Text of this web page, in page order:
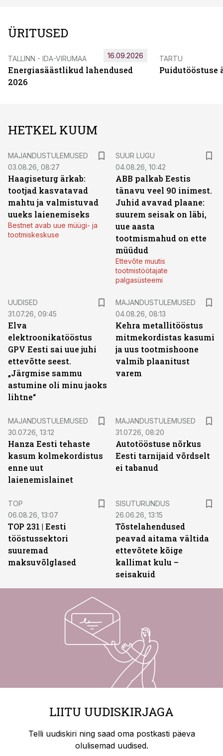
ÜRITUSED
TALLINN - IDA-VIRUMAA
Energiasäästlikud lahendused
2026
16.09.2026 TARTU
Puidutööstuse
HETKEL KUUM
MAJANDUSTULEMUSED
03.08.26, 08:27
Haagiseturg ärkab:
tootjad kasvatavad
mahtu ja valmistuvad
uueks laienemiseks
Bestnet avab uue müügi- ja
tootmiskeskuse
SUUR LUGU
04.08.26, 10:42
ABB palkab Eestis
tänavu veel 90 inimest.
Juhid avavad plaane:
suurem seisak on läbi,
uue aasta
tootmismahud on ette
müüdud
Ettevõte muutis
tootmistöötajate
palgasüsteemi
UUDISED
31.07.26, 09:45
Elva
elektroonikatööstus
GPV Eesti sai uue juhi
ettevõtte seest.
„Järgmise sammu
astumine oli minu jaoks
lihtne“
MAJANDUSTULEMUSED
04.08.26, 08:13
Kehra metallitööstus
mitmekordistas kasumi
ja uus tootmishoone
valmib plaanitust
varem
MAJANDUSTULEMUSED
30.07.26, 13:12
Hanza Eesti tehaste
kasum kolmekordistus
enne uut
laienemislainet
MAJANDUSTULEMUSED
31.07.26, 08:20
Autotööstuse nõrkus
Eesti tarnijaid võrdselt
ei tabanud
TOP
06.08.26, 13:07
TOP 231 | Eesti
tööstussektori
suuremad
maksuvõlglased
SISUTURUNDUS
26.06.26, 13:15
Tõstelahendused
peavad aitama vältida
ettevõtete kõige
kallimat kulu –
seisakuid
LIITU UUDISKIRJAGA
Telli uudiskiri ning saad oma postkasti päeva
olulisemad uudised.